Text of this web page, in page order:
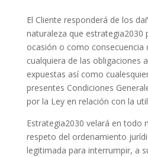
El Cliente responderá de los
naturaleza que estrategia2030
ocasión o como consecuencia
cualquiera de las obligaciones
expuestas así como
presentes Condiciones
por la Ley en relación con la
Estrategia2030 velará en todo
respeto del ordenamiento
legitimada para interrumpir, a